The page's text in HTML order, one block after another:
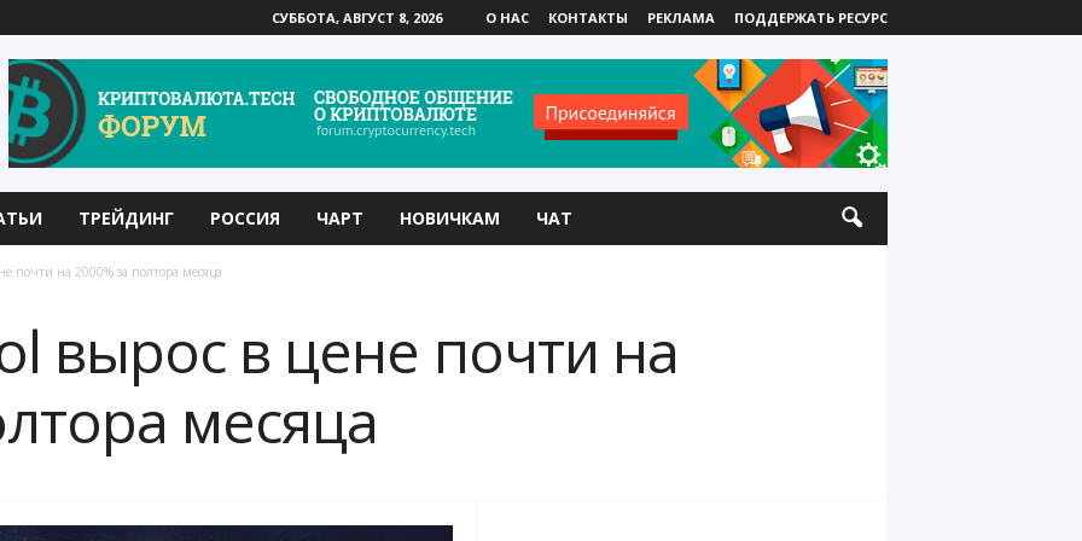
СУББОТА, АВГУСТ 8, 2026 О НАС КОНТАКТЫ РЕКЛАМА ПОДДЕРЖАТЬ РЕСУРС
ТРЕЙДИНГ РОССИЯ ЧАРТ НОВИЧКАМ ЧАТ
почти на 2000% за полтора месяца
вырос в цене почти на
месяца